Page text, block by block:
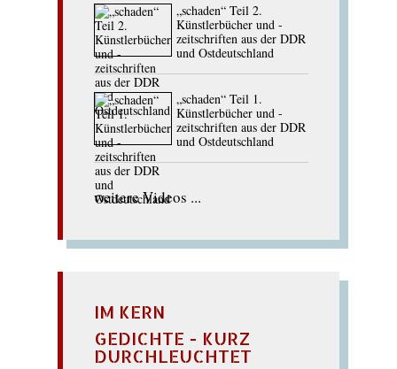
„schaden“ Teil 2.
Künstlerbücher und -
zeitschriften aus der DDR
und Ostdeutschland
„schaden“ Teil 1.
Künstlerbücher und -
zeitschriften aus der DDR
und Ostdeutschland
weitere Videos ...
IM KERN
GEDICHTE - KURZ
DURCHLEUCHTET